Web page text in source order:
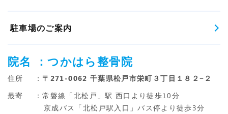
駐車場のご案内
院名 ：つかはら整骨院
住所 ： 〒271-0062 千葉県松戸市栄町３丁目１８２−２
最寄
：常磐線「北松戸」駅 西口より徒歩10分
京成バス「北松戸駅入口」バス停より徒歩3分